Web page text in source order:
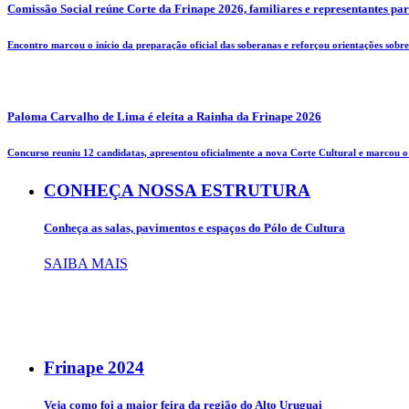
Comissão Social reúne Corte da Frinape 2026, familiares e representantes
Encontro marcou o início da preparação oficial das soberanas e reforçou orientações
Paloma Carvalho de Lima é eleita a Rainha da Frinape 2026
Concurso reuniu 12 candidatas, apresentou oficialmente a nova Corte Cultural e marcou
CONHEÇA NOSSA ESTRUTURA
Conheça as salas, pavimentos e espaços do Pólo de Cultura
SAIBA MAIS
Frinape 2024
Veja como foi a maior feira da região do Alto Uruguai